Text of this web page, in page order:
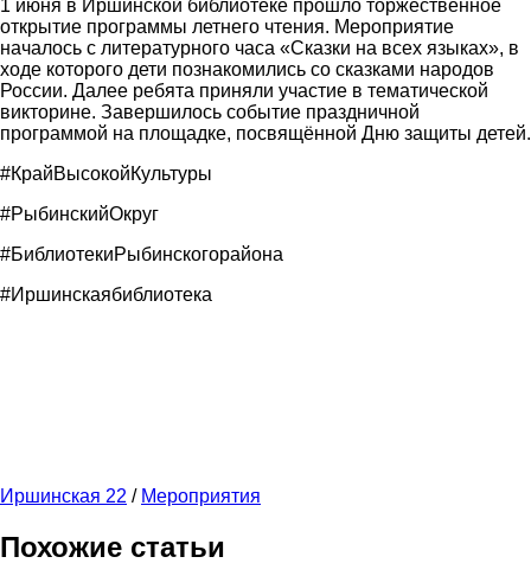
1 июня в Иршинской библиотеке прошло торжественное
открытие программы летнего чтения. Мероприятие
началось с литературного часа «Сказки на всех языках», в
ходе которого дети познакомились со сказками народов
России. Далее ребята приняли участие в тематической
викторине. Завершилось событие праздничной
программой на площадке, посвящённой Дню защиты детей.
#КрайВысокойКультуры
#РыбинскийОкруг
#БиблиотекиРыбинскогорайона
#Иршинскаябиблиотека
Иршинская 22 / Мероприятия
Похожие статьи